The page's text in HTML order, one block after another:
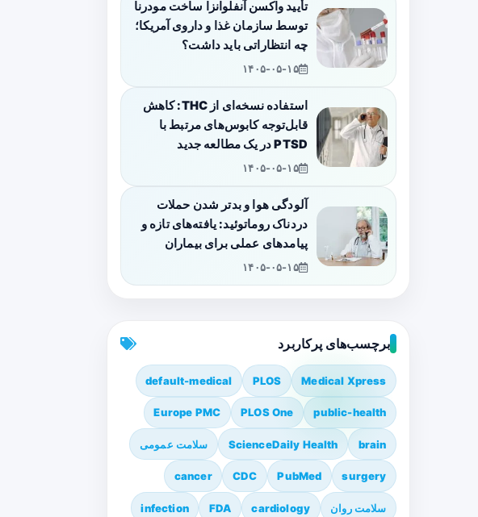
تأیید واکسن آنفلوانزا ساخت مودرنا
توسط سازمان غذا و داروی آمریکا؛
چه انتظاراتی باید داشت؟
۱۴۰۵-۰۵-۱۵
استفاده نسخه‌ای از THC: کاهش
قابل‌توجه کابوس‌های مرتبط با
PTSD در یک مطالعه جدید
۱۴۰۵-۰۵-۱۵
آلودگی هوا و بدتر شدن حملات
دردناک روماتوئید: یافته‌های تازه و
پیامدهای عملی برای بیماران
۱۴۰۵-۰۵-۱۵
برچسب‌های پرکاربرد
Medical Xpress
PLOS
default-medical
public-health
PLOS One
Europe PMC
brain
ScienceDaily Health سلامت عمومی
surgery
PubMed
CDC
cancer
سلامت روان cardiology
FDA
infection